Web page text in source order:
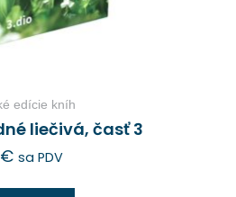
edície kníh
liečivá, časť 3
€ sa PDV